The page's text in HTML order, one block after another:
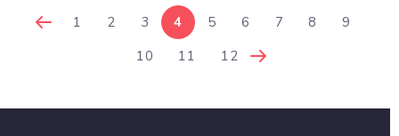
1 2 3 4 5 6 7 8
9
10
11 12